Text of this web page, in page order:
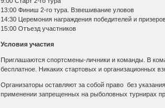
13:00 Финиш 2-го тура. Взвешивание уловов
14:30 Церемония награждения победителей и
15:00 Отъезд участников
Условия участия
Приглашаются спортсмены-личники и команды. В
бесплатное. Никаких стартовых и организационных
Организаторы оставляют за собой право без
применении запрещенных на рыболовных турнирах